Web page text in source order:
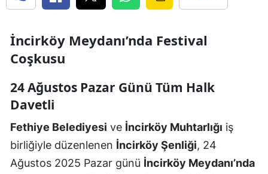
İncirköy Meydanı’nda Festival
Coşkusu
24 Ağustos Pazar Günü Tüm Halk
Davetli
Fethiye Belediyesi ve İncirköy Muhtarlığı iş
birliğiyle düzenlenen İncirköy Şenliği, 24
Ağustos 2025 Pazar günü İncirköy Meydanı’nda